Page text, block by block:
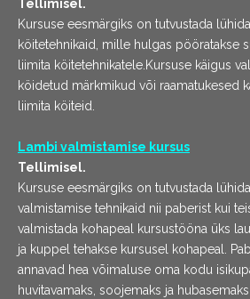
Tellimisel.
Kursuse eesmärgiks on tutvustada
köitetehnikaid, mille hulgas pööratakse
liimita köitetehnikatele.Kursuse käigus
köidetud märkmikud või raamatukesed
liimita köiteid.
Lambi valmistamise kursus
Tellimisel.
Kursuse eesmärgiks on tutvustada
valmistamise tehnikaid nii paberist kui
valmistada kohapeal kursustööna üks
ja kuppel tehakse kursusel kohapeal.
annavad hea võimaluse oma kodu
huvitavamaks, soojemaks ja